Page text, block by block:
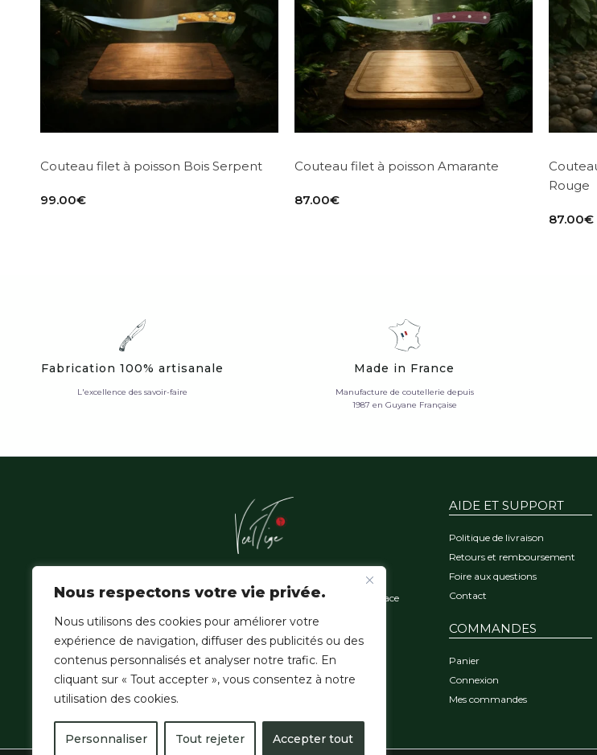
Nous respectons votre vie privée.
Nous utilisons des cookies pour améliorer votre
expérience de navigation, diffuser des publicités ou des
contenus personnalisés et analyser notre trafic. En
cliquant sur « Tout accepter », vous consentez à notre
utilisation des cookies.
Personnaliser Tout rejeter Accepter tout
Couteau filet à poisson Bois Serpent
99.00€
Couteau filet à poisson Amarante
87.00€
Rouge
87.00€
Fabrication 100% artisanale
L'excellence des savoir-faire
Made in France
Manufacture de coutellerie depuis
1987 en Guyane Française
L'Atelier Vert'Tige sublime les essences nobles de la forêt
amazonienne, où la patience du geste hérité épouse l'audace
AIDE ET SUPPORT
Politique de livraison
Retours et remboursement
Foire aux questions
Contact
COMMANDES
Panier
Connexion
Mes commandes